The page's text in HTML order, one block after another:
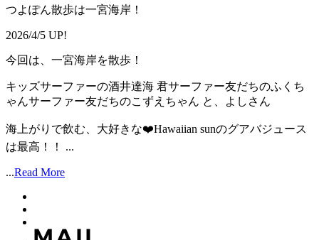
つよぽん散歩は一宮海岸！
2026/4/5 UP!
今回は、一宮海岸を散歩！
キッズサーファーの酒井達海 君サーファー友だちのふくち
ゃんサーファー友だちのこずえちゃん と、よしさん
海上がりで飲む、大好きな❤️Hawaiian sunのグアバジュース
は最高！！ ...
...Read More